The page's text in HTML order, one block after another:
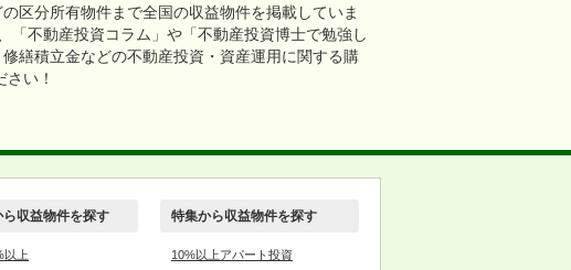
区分所有物件まで全国の収益物件を掲載していま
不動産投資コラム」や「不動産投資博士で勉強し
繕積立金などの不動産投資・資産運用に関する購
い！
ら収益物件を探す
以上
特集から収益物件を探す
10%以上アパート投資